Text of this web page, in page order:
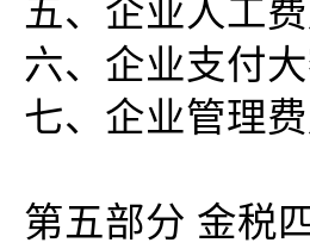
五、企业人工
六、企业支付
七、企业管理
第五部分 金税